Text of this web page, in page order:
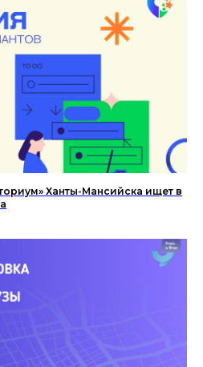
Ханты-Мансийска ищет в